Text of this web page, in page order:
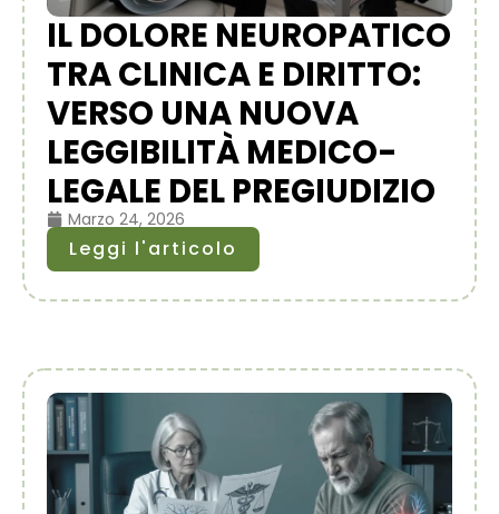
IL DOLORE NEUROPATICO
TRA CLINICA E DIRITTO:
VERSO UNA NUOVA
LEGGIBILITÀ MEDICO-
LEGALE DEL PREGIUDIZIO
Marzo 24, 2026
Leggi l'articolo